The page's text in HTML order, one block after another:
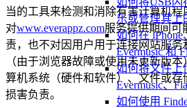
乐或管理其上
如何在 iPhone
Evermusic 和
如何将文件上
Evermusic、
如何使用
当的工具来检测和消除有害计算机
对www.everappz.com服务提供期间可
责，也不对因用户用于连接网站服
（由于浏览器故障或使用未更新版
算机系统（硬件和软件）、文件或
损害负责。